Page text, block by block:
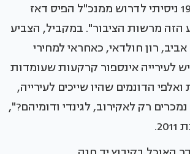
היתר בניין. ב-1999 ניסיתי לדרוש ממנכ"ל הפיס דאז
מרשות הציבור". במקביל, הצביע
רון חולדאי, כאחראי למחירי
לעירייה אינספור קרקעות שעומדות
הדונמים שהיו שייכים לעירייה,
רק לאקירוב, לגינדי ודומיהם?",